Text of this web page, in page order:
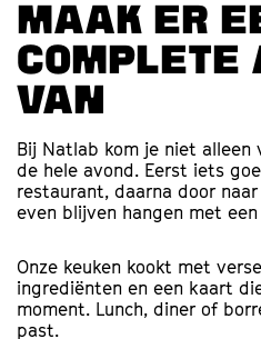
Maak er
complete
van
Bij Natlab kom je niet
de hele avond. Eerst iets
restaurant, daarna door
even blijven hangen met
Onze keuken kookt met
ingrediënten en een kaart
moment. Lunch, diner of
past.